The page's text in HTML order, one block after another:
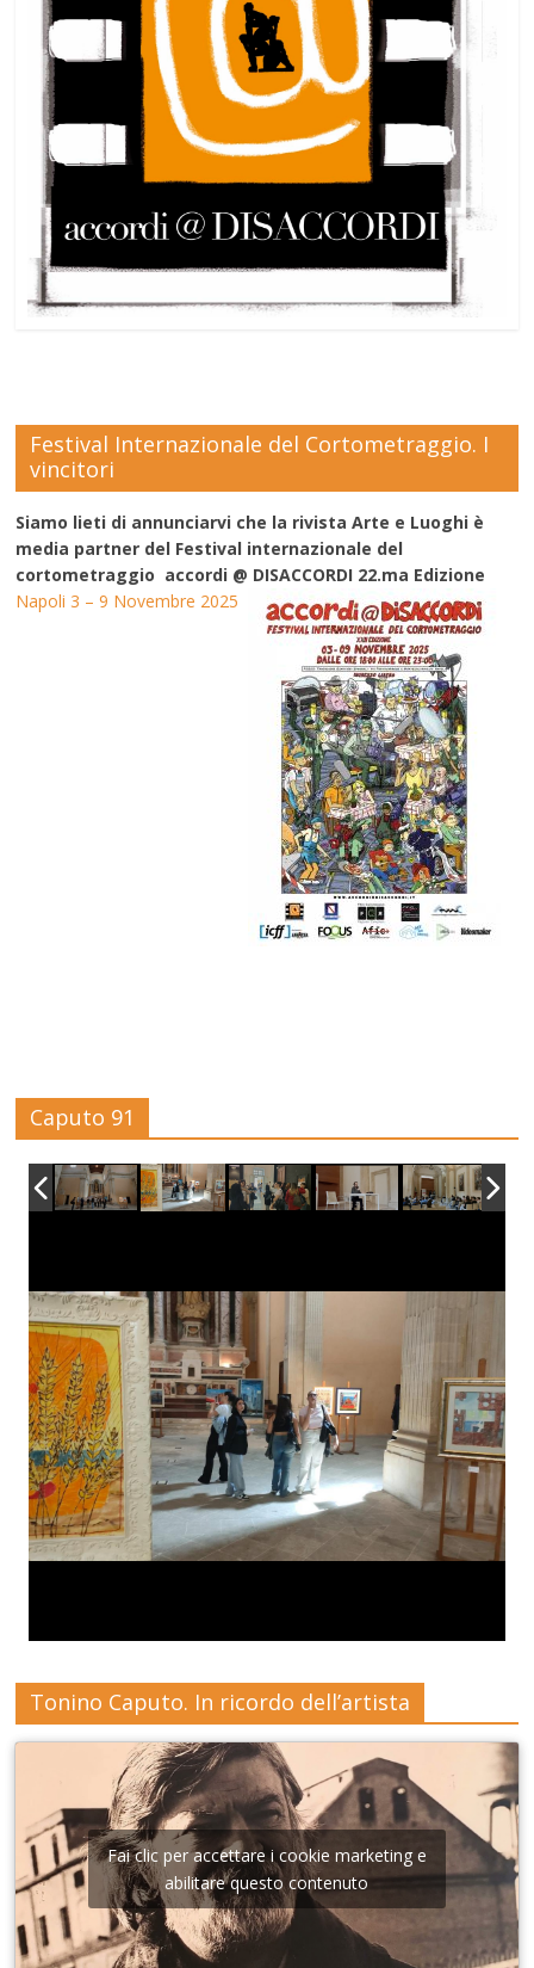
Festival Internazionale del Cortometraggio. I
vincitori
Siamo lieti di annunciarvi che la rivista Arte e Luoghi è
media partner del Festival internazionale del
cortometraggio accordi @ DISACCORDI 22.ma Edizione
Napoli 3 – 9 Novembre 2025
Caputo 91
Tonino Caputo. In ricordo dell’artista
Fai clic per accettare i cookie marketing e
abilitare questo contenuto